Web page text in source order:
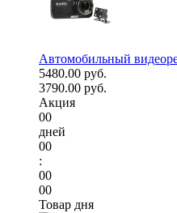
Автомобильный
5480.00 руб.
3790.00 руб.
Акция
00
дней
00
:
00
00
Товар дня